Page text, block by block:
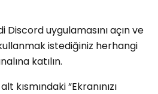
Discord uygulamasını açın ve
istediğiniz herhangi
katılın.
kısmındaki “Ekranınızı